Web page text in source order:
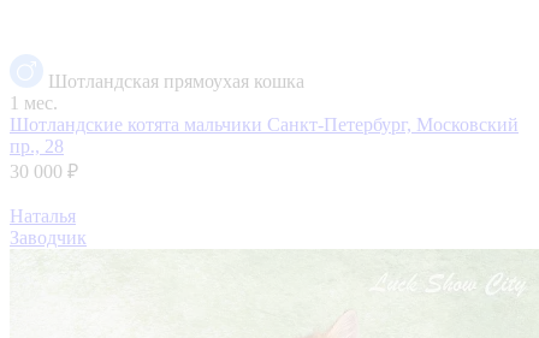
Шотландская прямоухая кошка
1 мес.
Шотландские котята мальчики Санкт-Петербург, Московский
пр., 28
30 000 ₽
Наталья
Заводчик